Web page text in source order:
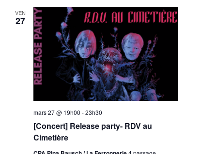
VEN
27
[Concert] Release party- RDV au
Cimetière
mars 27 @ 19h00 -23h30